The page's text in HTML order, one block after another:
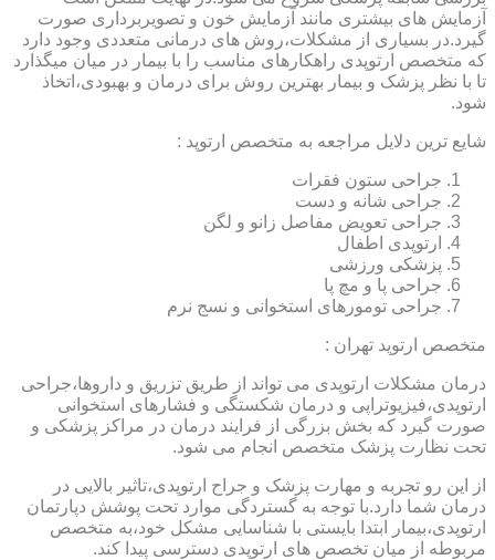
آزمایش های بیشتری مانند آزمایش خون و تصویربرداری صورت
گیرد.در بسیاری از مشکلات،روش های درمانی متعددی وجود دارد
که متخصص ارتوپدی راهکارهای مناسب را با بیمار در میان میگذارد
تا با نظر پزشک و بیمار بهترین روش برای درمان و بهبودی،اتخاذ
شود.
شایع ترین دلایل مراجعه به متخصص ارتوپد :
جراحی ستون فقرات
جراحی شانه و دست
جراحی تعویض مفاصل زانو و لگن
ارتوپدی اطفال
پزشکی ورزشی
جراحی پا و مچ پا
جراحی تومورهای استخوانی و نسج نرم
متخصص ارتوپد تهران :
درمان مشکلات ارتوپدی می تواند از طریق تزریق و داروها،جراحی
ارتوپدی،فیزیوتراپی و درمان شکستگی و فشارهای استخوانی
صورت گیرد که بخش بزرگی از فرایند درمان در مراکز پزشکی و
تحت نظارت پزشک متخصص انجام می شود.
از این رو تجربه و مهارت پزشک و جراح ارتوپدی،تاثیر بالایی در
درمان شما دارد.با توجه به گستردگی موارد تحت پوشش دپارتمان
ارتوپدی،بیمار ابتدا بایستی با شناسایی مشکل خود،به متخصص
مربوطه از میان تخصص های ارتوپدی دسترسی پیدا کند.